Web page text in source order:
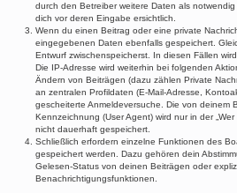
durch den Betreiber weitere Daten als
dich vor deren Eingabe ersichtlich.
Wenn du einen Beitrag oder eine private
eingegebenen Daten ebenfalls gespeichert.
Entwurf zwischenspeicherst. In diesen Fällen
Die IP-Adresse wird weiterhin bei folgenden
Ändern von Beiträgen (dazu zählen Private
an zentralen Profildaten (E-Mail-Adresse,
gescheiterte Anmeldeversuche. Die von deinem
Kennzeichnung (User Agent) wird nur in der
nicht dauerhaft gespeichert.
Schließlich erfordern einzelne Funktionen des
gespeichert werden. Dazu gehören dein
Gelesen-Status von deinen Beiträgen oder
Benachrichtigungsfunktionen.